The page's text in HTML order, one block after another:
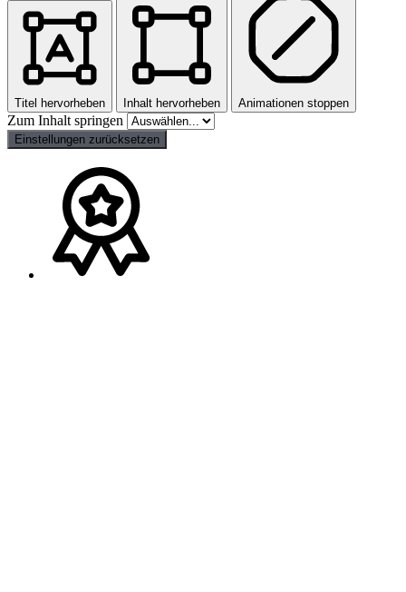
Titel hervorheben Inhalt hervorheben Animationen stoppen
Zum Inhalt springen
Einstellungen zurücksetzen